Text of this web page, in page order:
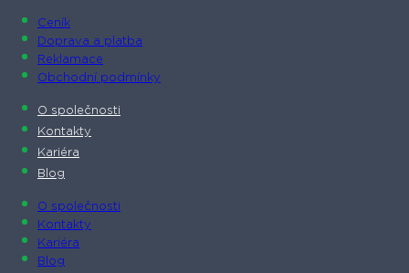
Ceník
Doprava a platba
Reklamace
Obchodní podmínky
O společnosti​
Kontakty
Kariéra
Blog
O společnosti​
Kontakty
Kariéra
Blog